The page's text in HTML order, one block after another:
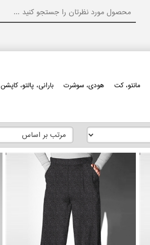
مانتو، کت هودی، سوشرت بارانی، پالتو، کاپشن